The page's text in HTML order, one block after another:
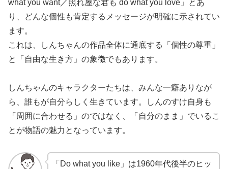
what you want／照れ屋な君も do what you love」とあ
り、どんな個性も肯定するメッセージが明確に示されてい
ます。
これは、しんちゃんの作品全体に通底する「個性の尊重」
と「自由な生き方」の象徴でもあります。
しんちゃんのキャラクターたちは、みんな一癖ありなが
ら、誰もが自分らしく生きています。しんのすけ自身も
「周囲に合わせる」のではなく、「自分のまま」でいるこ
とが物語の魅力となっています。
「Do what you like」は1960年代後半のヒッ